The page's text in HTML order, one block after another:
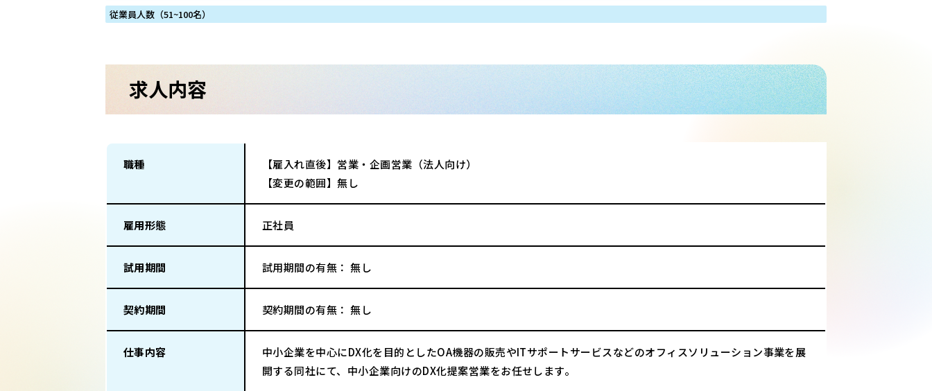
従業員人数（51~100名）
求人内容
職種
【雇入れ直後】営業・企画営業（法人向け）
【変更の範囲】無し
雇用形態 正社員
試用期間 試用期間の有無： 無し
契約期間 契約期間の有無： 無し
仕事内容
中小企業を中心にDX化を目的としたOA機器の販売やITサポートサービスなどのオフィスソリューション事業を展
開する同社にて、中小企業向けのDX化提案営業をお任せします。